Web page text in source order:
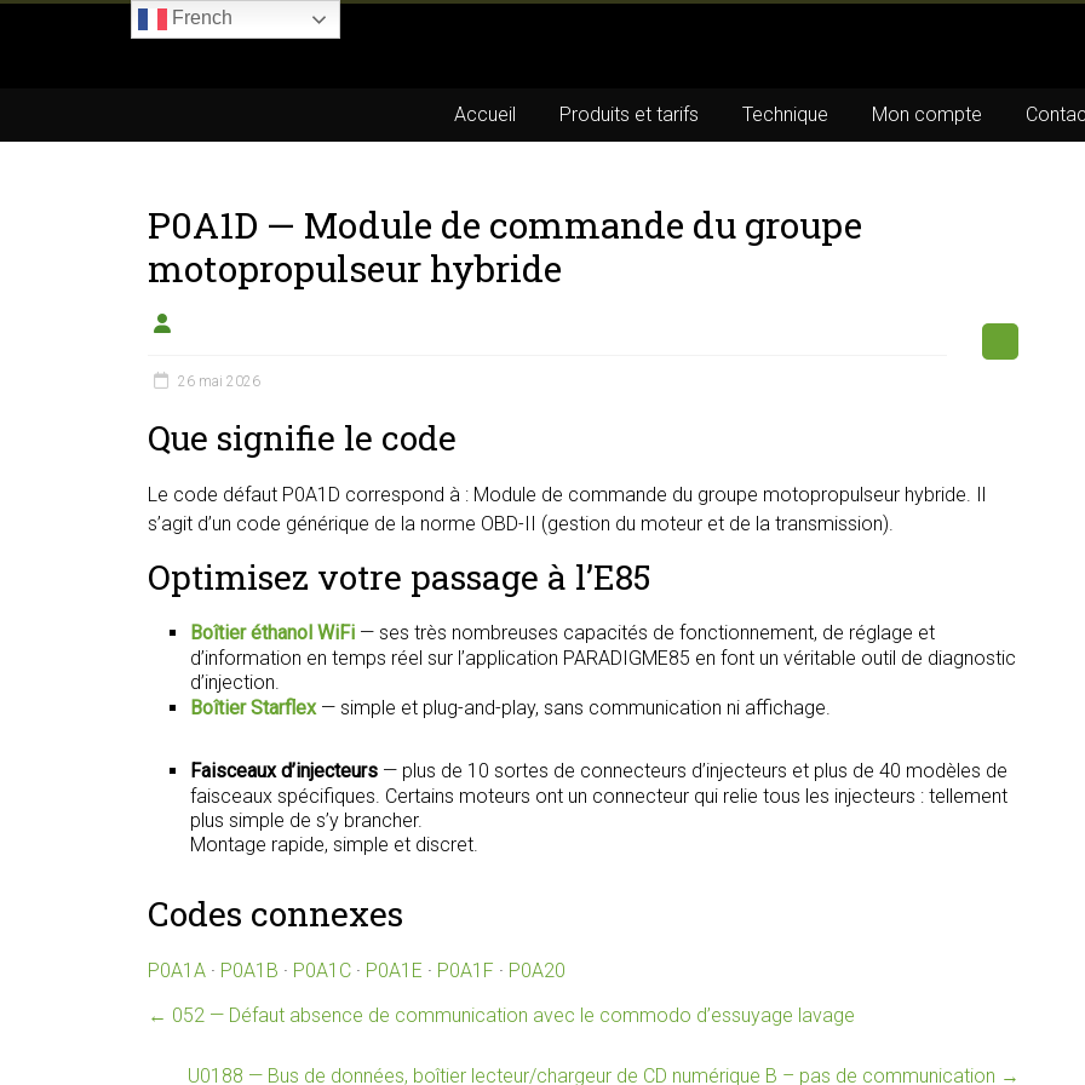
du
éthanol
Accueil Produits et tarifs Technique Mon compte
P0A1D — Module de commande du groupe
motopropulseur hybride
26 mai 2026
Que signifie le code
Le code défaut P0A1D correspond à : Module de commande du groupe motopropulseur hybride. Il
s’agit d’un code générique de la norme OBD-II (gestion du moteur et de la transmission).
Optimisez votre passage à l’E85
Boîtier éthanol WiFi — ses très nombreuses capacités de fonctionnement, de réglage et
d’information en temps réel sur l’application PARADIGME85 en font un véritable outil de diagnostic
d’injection.
Boîtier Starflex— simple et plug-and-play, sans communication ni affichage.
Faisceaux d’injecteurs — plus de 10 sortes de connecteurs d’injecteurs et plus de 40 modèles de
faisceaux spécifiques. Certains moteurs ont un connecteur qui relie tous les injecteurs : tellement
plus simple de s’y brancher.
Montage rapide, simple et discret.
Codes connexes
P0A1A · P0A1B · P0A1C · P0A1E · P0A1F · P0A20
← 052 — Défaut absence de communication avec le commodo d’essuyage lavage
U0188 — Bus de données, boîtier lecteur/chargeur de CD numérique B – pas de communication →
French